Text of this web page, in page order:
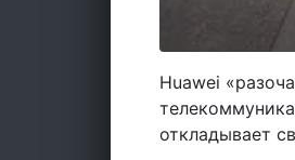
Huawei
откладывает